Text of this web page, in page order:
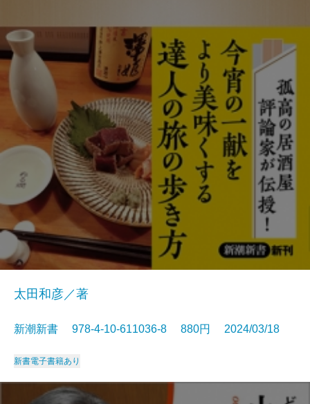
太田和彦／著
新潮新書 978-4-10-611036-8 880円 2024/03/18
新書電子書籍あり